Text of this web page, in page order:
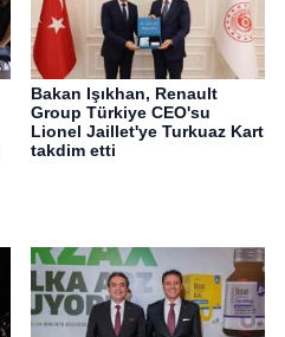
Bakan Işıkhan, Renault
Group Türkiye CEO'su
Lionel Jaillet'ye Turkuaz Kart
takdim etti